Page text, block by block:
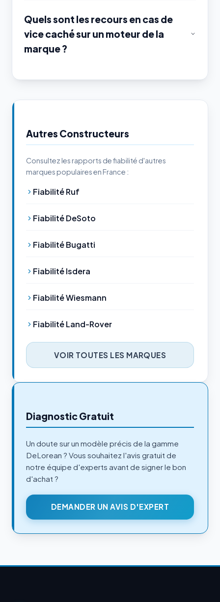
Quels sont les recours en cas de
vice caché sur un moteur de la
marque ?
Autres Constructeurs
Consultez les rapports de fiabilité d'autres
marques populaires en France :
Fiabilité Ruf
Fiabilité DeSoto
Fiabilité Bugatti
Fiabilité Isdera
Fiabilité Wiesmann
Fiabilité Land-Rover
VOIR TOUTES LES MARQUES
Diagnostic Gratuit
Un doute sur un modèle précis de la gamme
DeLorean ? Vous souhaitez l'avis gratuit de
notre équipe d'experts avant de signer le bon
d'achat ?
DEMANDER UN AVIS D'EXPERT